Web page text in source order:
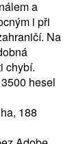
a
i při
Na
chybí.
hesel
188